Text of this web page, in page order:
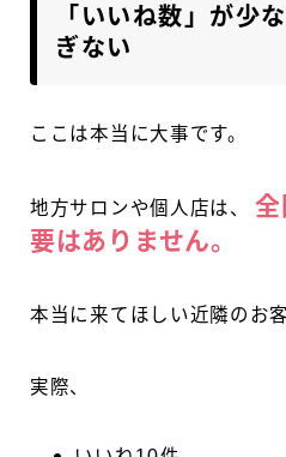
「いいね数」が少
ぎない
ここは本当に大事です。
地方サロンや個人店は、
要はありません。
本当に来てほしい近隣のお
実際、